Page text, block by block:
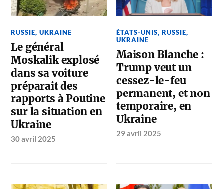
RUSSIE,UKRAINE
Le général
Moskalik explosé
dans sa voiture
préparait des
rapports à Poutine
sur la situation en
Ukraine
30 avril 2025
ÉTATS-UNIS,RUSSIE,
UKRAINE
Maison Blanche :
Trump veut un
cessez-le-feu
permanent, et non
temporaire, en
Ukraine
29 avril 2025